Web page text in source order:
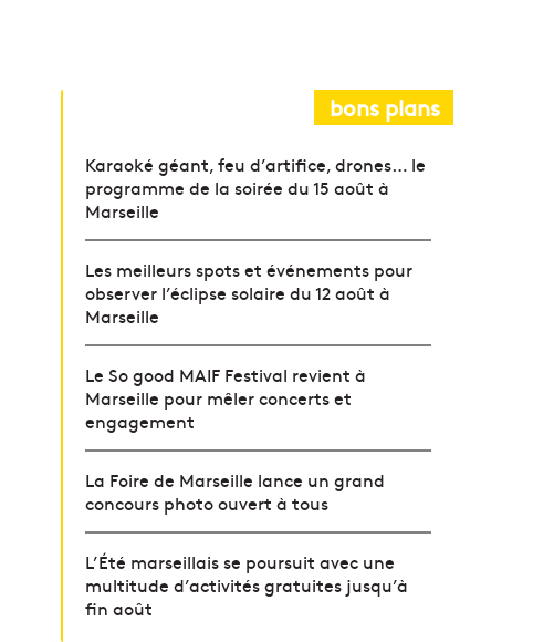
bons plans
Karaoké géant, feu d’artifice, drones… le
programme de la soirée du 15 août à
Marseille
Les meilleurs spots et événements pour
observer l’éclipse solaire du 12 août à
Marseille
Le So good MAIF Festival revient à
Marseille pour mêler concerts et
engagement
La Foire de Marseille lance un grand
concours photo ouvert à tous
L’Été marseillais se poursuit avec une
multitude d’activités gratuites jusqu’à
fin août